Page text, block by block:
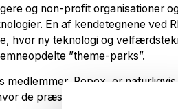
og non-profit organisationer
En af kendetegnene ved
hvor ny teknologi og
”theme-parks”.
medlemmer, Ropox, er
de præsenterer deres nye